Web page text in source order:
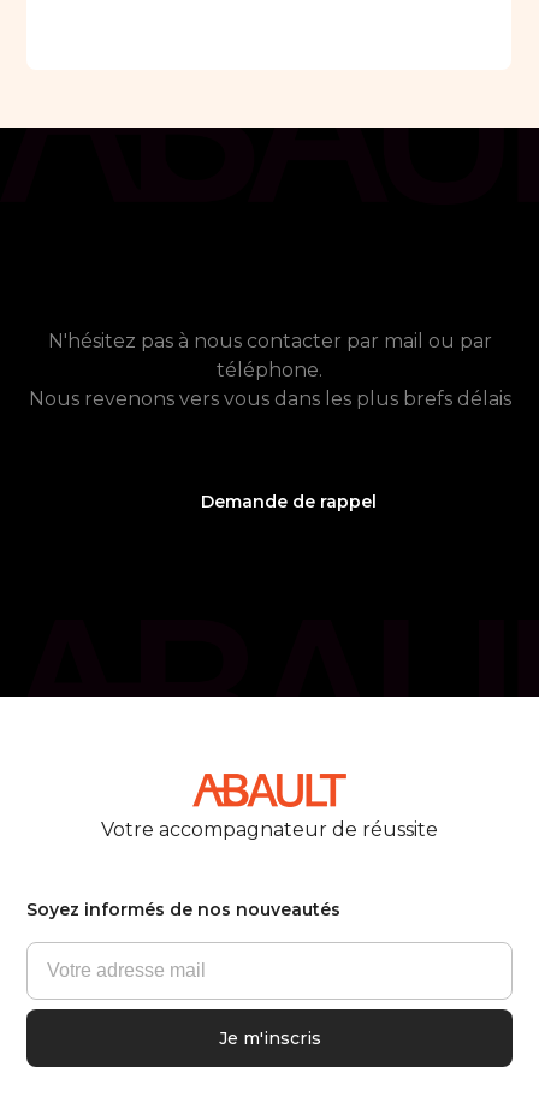
N'hésitez pas à nous contacter par mail ou par
téléphone.
Nous revenons vers vous dans les plus brefs délais
Demande de rappel
Votre accompagnateur de réussite
Soyez informés de nos nouveautés